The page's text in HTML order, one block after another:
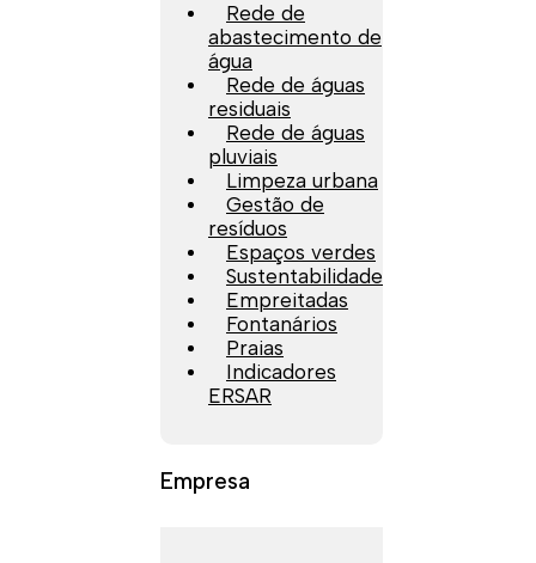
Rede de
abastecimento de
água
Rede de águas
residuais
Rede de águas
pluviais
Limpeza urbana
Gestão de
resíduos
Espaços verdes
Sustentabilidade
Empreitadas
Fontanários
Praias
Indicadores
ERSAR
Empresa